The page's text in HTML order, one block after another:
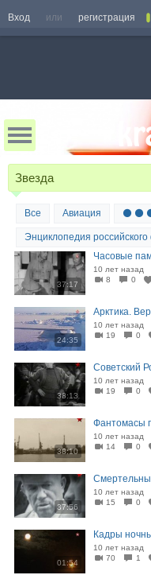
Вход или регистрация
Звезда
Все Авиация ⚫ ⚫
Энциклопедия
37:17
Часовые
10 лет назад
8
0
24:35
Арктика.
10 лет назад
19
0
38:13
Советский
10 лет назад
19
0
38:10
Фантомасы
10 лет назад
14
0
37:56
10 лет назад
15
0
01:54
Кадры
10 лет назад
70
1